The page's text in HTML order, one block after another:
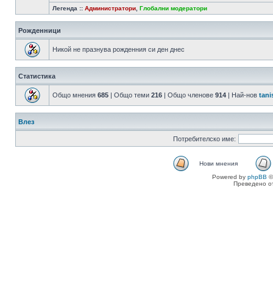
Легенда :: Администратори Глобални модератори
Рожденници
Никой не празнува рожденния си ден днес
Статистика
Общо мнения 685 | Общо теми 216 | Общо членове 914 | Най-нов
Влез
Потребителско име:
Нови мнения
Powered by phpBB
Преведено